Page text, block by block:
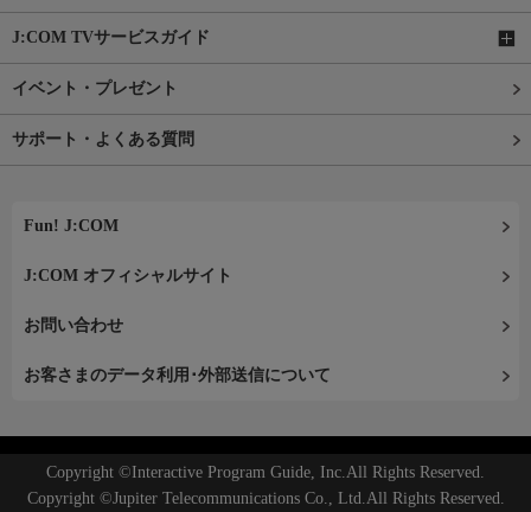
J:COM TVサービスガイド
イベント・プレゼント
サポート・よくある質問
Fun! J:COM
J:COM オフィシャルサイト
お問い合わせ
お客さまのデータ利用･外部送信について
Copyright ©Interactive Program Guide, Inc.All Rights Reserved.
Copyright ©Jupiter Telecommunications Co., Ltd.All Rights Reserved.